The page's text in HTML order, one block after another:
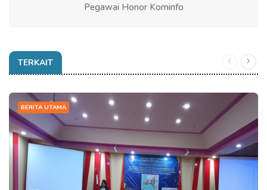
Pegawai Honor Kominfo
TERKAIT
BERITA UTAMA